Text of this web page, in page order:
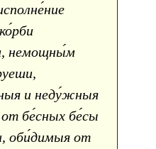
немощны́м
и неду́жныя
бе́сных бе́сы
оби́димыя от